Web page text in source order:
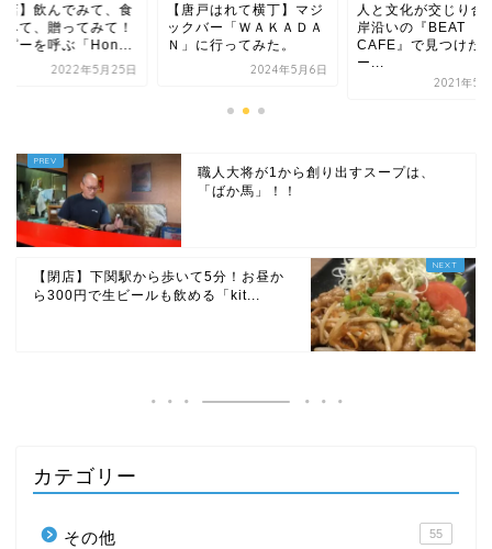
戸はれて横丁】マジ
バー「ＷＡＫＡＤＡ
に行ってみた。
2024年5月6日
人と文化が交じり合う海
岸沿いの『BEAT
CAFE』で見つけたサ
【開店】飲んでみて
べてみて、贈ってみ
ハッピーを呼ぶ「
職人大将が1から創り出すスープは、
「ばか馬」！！
【閉店】下関駅から歩いて5分！お昼か
ら300円で生ビールも飲める「kit...
カテゴリー
その他 55